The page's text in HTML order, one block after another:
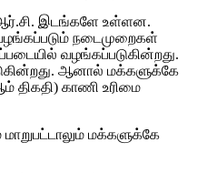
இடங்களே உள்ளன.
நடைமுறைகள்
வழங்கப்படுகின்றது.
ஆனால் மக்களுக்கே
திகதி) காணி உரிமை
மக்களுக்கே